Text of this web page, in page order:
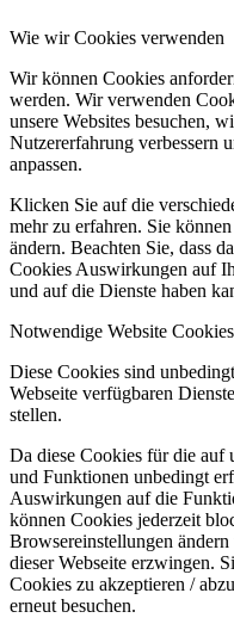
Wie wir Cookies verwenden
Wir können Cookies
werden. Wir verwenden
unsere Websites besuchen,
Nutzererfahrung verbessern
anpassen.
Klicken Sie auf die
mehr zu erfahren. Sie
ändern. Beachten Sie, dass
Cookies Auswirkungen auf
und auf die Dienste haben
Notwendige Website Cookies
Diese Cookies sind
Webseite verfügbaren
stellen.
Da diese Cookies für die auf
und Funktionen unbedingt
Auswirkungen auf die
können Cookies jederzeit
Browsereinstellungen
dieser Webseite erzwingen.
Cookies zu akzeptieren /
erneut besuchen.